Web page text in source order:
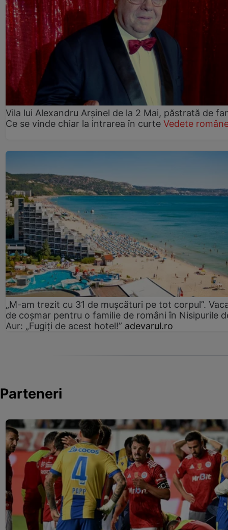
Vila lui Alexandru Arșinel de la 2 Mai, păstrată de
Ce se vinde chiar la intrarea în curte Vedete
„M-am trezit cu 31 de mușcături pe tot corpul”.
de coșmar pentru o familie de români în Nisipurile
Aur: „Fugiți de acest hotel!” adevarul.ro
Parteneri